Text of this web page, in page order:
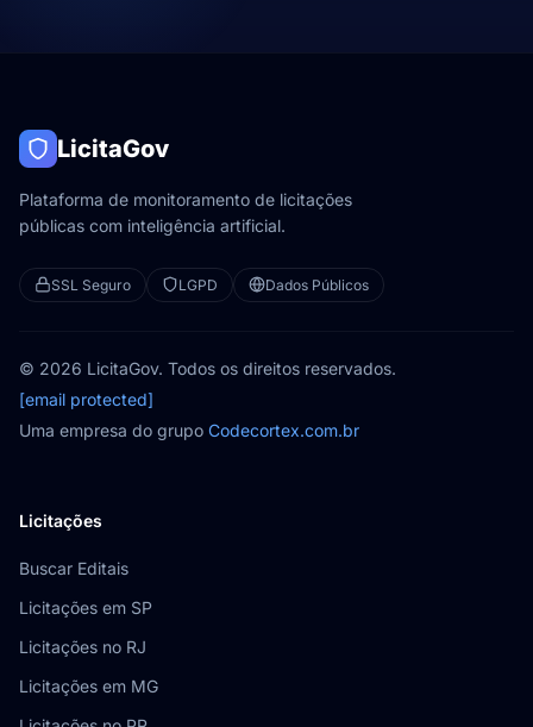
LicitaGov
Plataforma de monitoramento de licitações
públicas com inteligência artificial.
SSL Seguro LGPD Dados Públicos
© 2026 LicitaGov. Todos os direitos reservados.
[email protected]
Uma empresa do grupo Codecortex.com.br
Licitações
Buscar Editais
Licitações em SP
Licitações no RJ
Licitações em MG